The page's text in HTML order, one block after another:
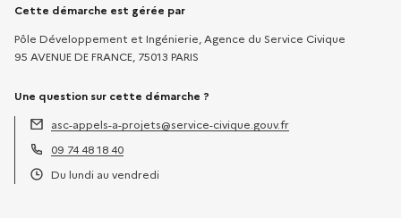
Informations sur la démarche
Cette démarche est gérée par
Pôle Développement et Ingénierie, Agence du Service Civique
95 AVENUE DE FRANCE, 75013 PARIS
Une question sur cette démarche ?
Adresse électronique :
asc-appels-a-projets@service-civique.gouv.fr
Téléphone :
09 74 48 18 40
Du lundi au vendredi